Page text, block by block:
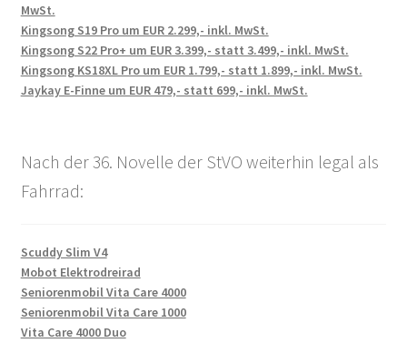
MwSt.
Kingsong S19 Pro um EUR 2.299,- inkl. MwSt.
Kingsong S22 Pro+ um EUR 3.399,- statt 3.499,- inkl. MwSt.
Kingsong KS18XL Pro um EUR 1.799,- statt 1.899,- inkl. MwSt.
Jaykay E-Finne um EUR 479,- statt 699,- inkl. MwSt.
Nach der 36. Novelle der StVO weiterhin legal als
Fahrrad:
Scuddy Slim V4
Mobot Elektrodreirad
Seniorenmobil Vita Care 4000
Seniorenmobil Vita Care 1000
Vita Care 4000 Duo